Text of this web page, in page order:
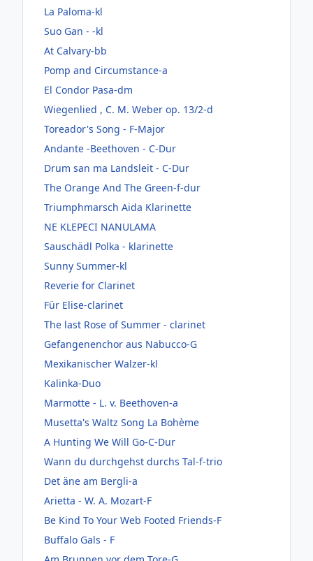
La Paloma-kl
Suo Gan - -kl
At Calvary-bb
Pomp and Circumstance-a
El Condor Pasa-dm
Wiegenlied , C. M. Weber op. 13/2-d
Toreador's Song - F-Major
Andante -Beethoven - C-Dur
Drum san ma Landsleit - C-Dur
The Orange And The Green-f-dur
Triumphmarsch Aida Klarinette
NE KLEPECI NANULAMA
Sauschädl Polka - klarinette
Sunny Summer-kl
Reverie for Clarinet
Für Elise-clarinet
The last Rose of Summer - clarinet
Gefangenenchor aus Nabucco-G
Mexikanischer Walzer-kl
Kalinka-Duo
Marmotte - L. v. Beethoven-a
Musetta's Waltz Song La Bohème
A Hunting We Will Go-C-Dur
Wann du durchgehst durchs Tal-f-trio
Det äne am Bergli-a
Arietta - W. A. Mozart-F
Be Kind To Your Web Footed Friends-F
Buffalo Gals - F